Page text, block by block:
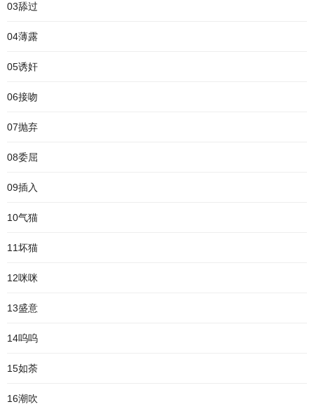
03舔过
04薄露
05诱奸
06接吻
07抛弃
08委屈
09插入
10气猫
11坏猫
12咪咪
13盛意
14呜呜
15如荼
16潮吹